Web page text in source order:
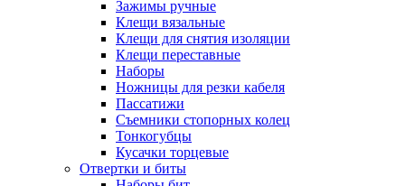
Зажимы ручные
Клещи вязальные
Клещи для снятия изоляции
Клещи переставные
Наборы
Ножницы для резки кабеля
Пассатижи
Съемники стопорных колец
Тонкогубцы
Кусачки торцевые
Отвертки и биты